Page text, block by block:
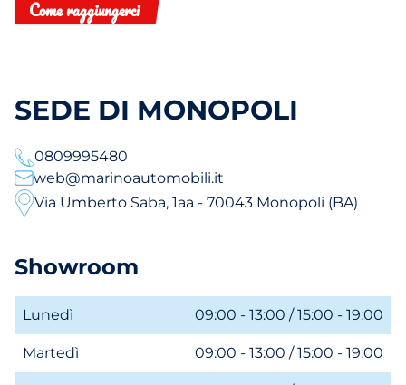
Come raggiungerci
SEDE DI MONOPOLI
0809995480
web@marinoautomobili.it
Via Umberto Saba, 1aa - 70043 Monopoli (BA)
Showroom
Lunedì 09:00 - 13:00 / 15:00 - 19:00
Martedì 09:00 - 13:00 / 15:00 - 19:00